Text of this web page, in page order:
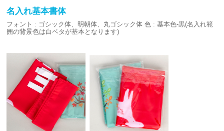
名入れ基本書体
フォント : ゴシック体、明朝体、丸ゴシック体 色 : 基本色-黒(名入れ範
囲の背景色は白ベタが基本となります)